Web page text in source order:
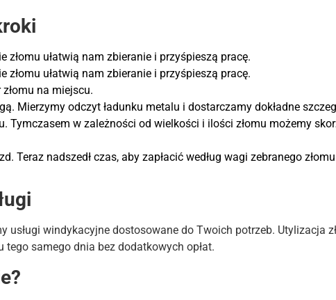
ułatwią nam zbieranie i przyśpieszą pracę.
ułatwią nam zbieranie i przyśpieszą pracę.
na miejscu.
Mierzymy odczyt ładunku metalu i dostarczamy dokładne
Tymczasem w zależności od wielkości i ilości złomu możemy
Teraz nadszedł czas, aby zapłacić według wagi zebranego
windykacyjne dostosowane do Twoich potrzeb. Utylizacja
samego dnia bez dodatkowych opłat.